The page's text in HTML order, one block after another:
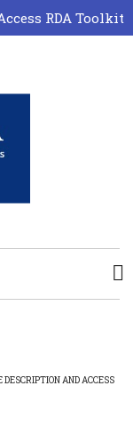
RDA Toolkit
AND ACCESS